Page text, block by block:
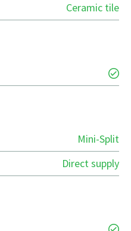
Ceramic tile
Mini-Split
Direct supply